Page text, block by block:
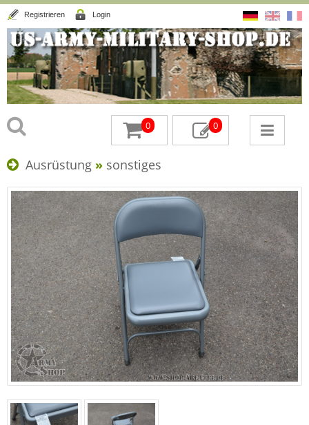
Registrieren Login
0 0
Ausrüstung » sonstiges